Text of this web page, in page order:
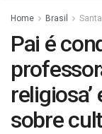
Home Brasil
Pai é
sobre